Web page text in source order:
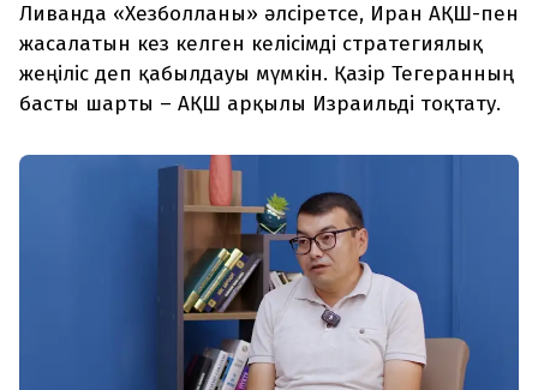
Ливанда «Хезболланы» әлсіретсе, Иран АҚШ-пен
жасалатын кез келген келісімді стратегиялық
жеңіліс деп қабылдауы мүмкін. Қазір Тегеранның
басты шарты – АҚШ арқылы Израильді тоқтату.